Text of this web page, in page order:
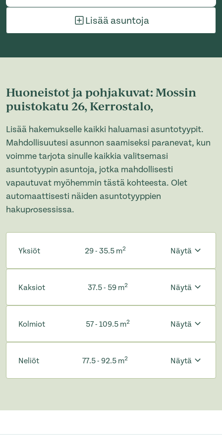
Lisää asuntoja
Huoneistot ja pohjakuvat: Mossin
puistokatu 26, Kerrostalo,
Lisää hakemukselle kaikki haluamasi asuntotyypit.
Mahdollisuutesi asunnon saamiseksi paranevat, kun
voimme tarjota sinulle kaikkia valitsemasi
asuntotyypin asuntoja, jotka mahdollisesti
vapautuvat myöhemmin tästä kohteesta. Olet
automaattisesti näiden asuntotyyppien
hakuprosessissa.
Yksiöt 29 - 35.5 m2 Näytä
Kaksiot 37.5 - 59 m2 Näytä
Kolmiot 57 - 109.5 m2 Näytä
Neliöt 77.5 - 92.5 m2 Näytä